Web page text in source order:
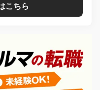
こちら